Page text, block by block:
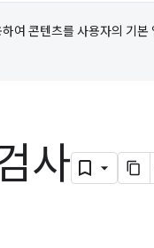
여 콘텐츠를 사용자의 기본
사